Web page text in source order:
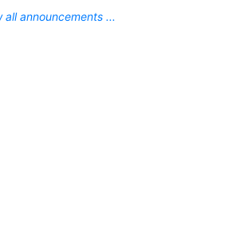
all announcements ...